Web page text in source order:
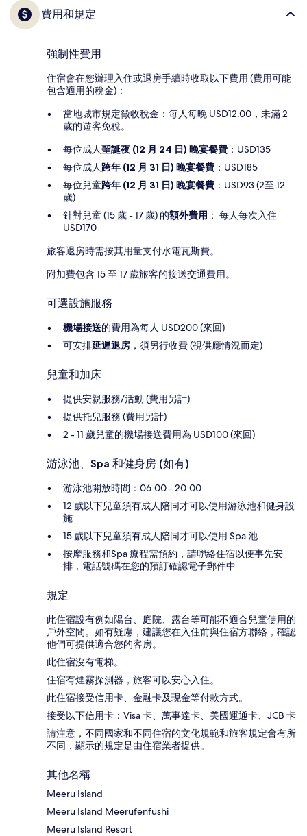
費用和規定
強制性費用
住宿會在您辦理入住或退房手續時收取以下費用 (費用可能
包含適用的稅金)：
當地城市規定徵收稅金：每人每晚 USD12.00，未滿 2
歲的遊客免稅。
每位成人聖誕夜 (12 月 24 日) 晚宴餐費 ：USD135
每位成人跨年 (12 月 31 日) 晚宴餐費 ：USD185
每位兒童跨年 (12 月 31 日) 晚宴餐費 ：USD93 (2至 12
歲)
針對兒童 (15 歲 - 17 歲) 的額外費用 ： 每人每次入住
USD170
旅客退房時需按其用量支付水電瓦斯費。
附加費包含 15 至 17 歲旅客的接送交通費用。
可選設施服務
機場接送的費用為每人 USD200 (來回)
可安排延遲退房 ，須另行收費 (視供應情況而定)
兒童和加床
提供安親服務/活動 (費用另計)
提供托兒服務 (費用另計)
2 - 11 歲兒童的機場接送費用為 USD100 (來回)
游泳池、Spa 和健身房 (如有)
游泳池開放時間：06:00 - 20:00
12 歲以下兒童須有成人陪同才可以使用游泳池和健身設
施
15 歲以下兒童須有成人陪同才可以使用 Spa 池
按摩服務和Spa 療程需預約，請聯絡住宿以便事先安
排，電話號碼在您的預訂確認電子郵件中
規定
此住宿設有例如陽台、庭院、露台等可能不適合兒童使用的
戶外空間。如有疑慮，建議您在入住前與住宿方聯絡，確認
他們可提供適合您的客房。
此住宿沒有電梯。
住宿有煙霧探測器，旅客可以安心入住。
此住宿接受信用卡、金融卡及現金等付款方式。
接受以下信用卡：Visa 卡、萬事達卡、美國運通卡、JCB 卡
請注意，不同國家和不同住宿的文化規範和旅客規定會有所
不同，顯示的規定是由住宿業者提供。
其他名稱
Meeru Island
Meeru Island Meerufenfushi
Meeru Island Resort